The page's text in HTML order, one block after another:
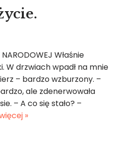
NARODOWEJ Właśnie
W drzwiach wpadł na mnie
– bardzo wzburzony. –
ale zdenerwowała
– A co się stało? –
»